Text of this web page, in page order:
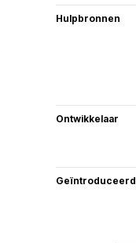
Hulpbronnen
Ontwikkelaar
Geïntroduceerd